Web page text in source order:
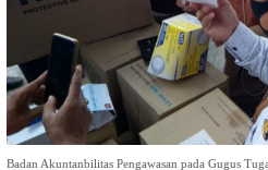
Badan Akuntanbilitas Pengawasan pada Gugus